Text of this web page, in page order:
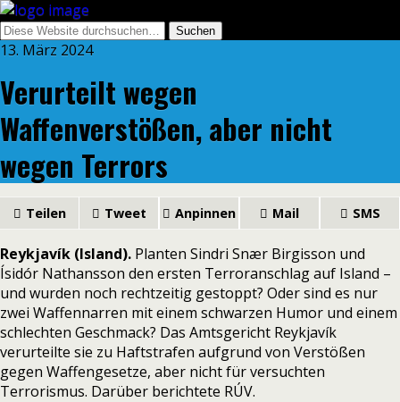
13. März 2024
Verurteilt wegen
Waffenverstößen, aber nicht
wegen Terrors
Teilen Tweet Anpinnen Mail SMS
Reykjavík (Island). Planten Sindri Snær Birgisson und
Ísidór Nathansson den ersten Terroranschlag auf Island –
und wurden noch rechtzeitig gestoppt? Oder sind es nur
zwei Waffennarren mit einem schwarzen Humor und einem
schlechten Geschmack? Das Amtsgericht Reykjavík
verurteilte sie zu Haftstrafen aufgrund von Verstößen
gegen Waffengesetze, aber nicht für versuchten
Terrorismus. Darüber berichtete RÚV.